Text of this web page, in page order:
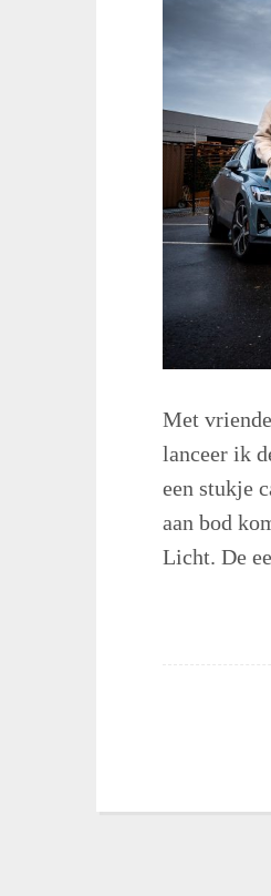
Met
lanceer ik
een stukje
aan bod
Licht. De